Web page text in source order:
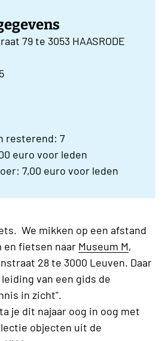
79 te 3053 HAASRODE
resterend: 7
euro voor leden
7,00 euro voor leden
We mikken op een afstand
en fietsen naar Museum M,
28 te 3000 Leuven. Daar
van een gids de
in zicht".
je dit najaar oog in oog met
objecten uit de